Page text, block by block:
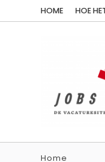
HOME HOE
Home